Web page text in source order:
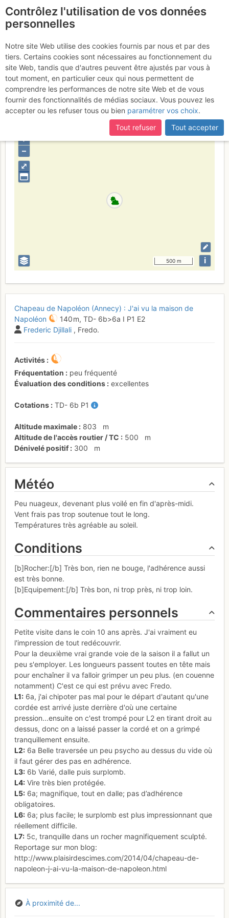
certaines pages ne sont plus accessibles, manquantes ou
incomplètes, déconnectez-vous puis reconnectez-vous à votre
compte sur le site.
Chapeau de Napoléon :
J'ai vu la maison de
Napoléon
Dimanche 20 avril 2014
Haute-Savoie
⤢
+
–
500 m i
Chapeau de Napoléon (Annecy) : J'ai vu la maison de
Napoléon
140 m, TD- 6b>6a I P1 E2
Frederic Djillali , Fredo.
Activités
Fréquentation
peu fréquenté
Évaluation des conditions
excellentes
Cotations TD- 6b P1
Altitude maximale 803
m
Altitude de l'accès routier / TC
500
m
Dénivelé positif
300 m
Météo
Peu nuageux, devenant plus voilé en fin d'après-midi.
Vent frais pas trop soutenue tout le long.
Températures très agréable au soleil.
Conditions
[b]Rocher:[/b] Très bon, rien ne bouge, l'adhérence aussi
est très bonne.
[b]Equipement:[/b] Très bon, ni trop près, ni trop loin.
Commentaires personnels
Petite visite dans le coin 10 ans après. J'ai vraiment eu
l'impression de tout redécouvrir.
Pour la deuxième vrai grande voie de la saison il a fallut un
peu s'employer. Les longueurs passent toutes en tête mais
pour enchaîner il va falloir grimper un peu plus. (en couenne
notamment) C'est ce qui est prévu avec Fredo.
L1: 6a, j'ai chipoter pas mal pour le départ d'autant qu'une
cordée est arrivé juste derrière d'où une certaine
pression...ensuite on c'est trompé pour L2 en tirant droit au
dessus, donc on a laissé passer la cordé et on a grimpé
tranquillement ensuite.
L2: 6a Belle traversée un peu psycho au dessus du vide où
il faut gérer des pas en adhérence.
L3: 6b Varié, dalle puis surplomb.
L4: Vire très bien protégée.
L5: 6a; magnifique, tout en dalle; pas d’adhérence
obligatoires.
L6: 6a; plus facile; le surplomb est plus impressionnant que
réellement difficile.
L7: 5c, tranquille dans un rocher magnifiquement sculpté.
Reportage sur mon blog:
http://www.plaisirdescimes.com/2014/04/chapeau-de-
napoleon-j-ai-vu-la-maison-de-napoleon.html
À proximité de...
Contrôlez l'utilisation de vos données
personnelles
Notre site Web utilise des cookies fournis par nous et par des
tiers. Certains cookies sont nécessaires au fonctionnement du
site Web, tandis que d'autres peuvent être ajustés par vous à
tout moment, en particulier ceux qui nous permettent de
comprendre les performances de notre site Web et de vous
fournir des fonctionnalités de médias sociaux. Vous pouvez les
accepter ou les refuser tous ou bien paramétrer vos choix.
Tout refuser
Tout accepter